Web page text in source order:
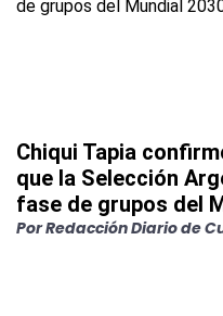
Chiqui Tapia
que la Selección
fase de grupos del
PorRedacción Diario de